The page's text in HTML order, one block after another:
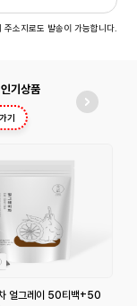
소지로도 발송이 가능합니다.
인기상품
기
얼그레이 50티백+50